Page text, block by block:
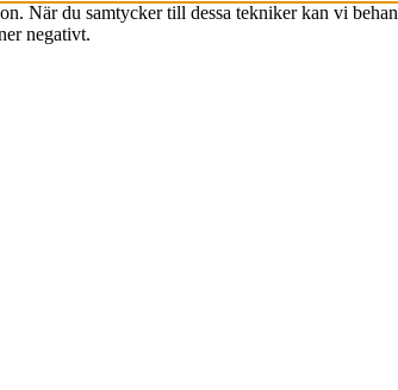
När du samtycker till dessa tekniker kan vi
negativt.